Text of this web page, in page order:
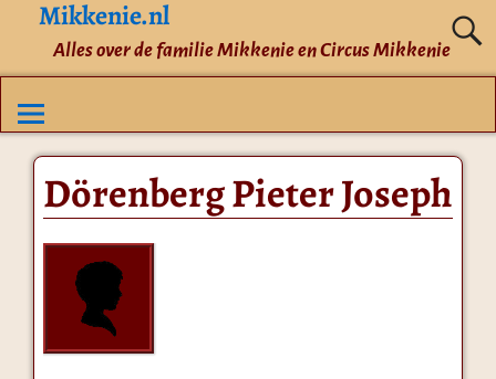
Mikkenie.nl
Alles over de familie Mikkenie en Circus Mikkenie
Dörenberg Pieter Joseph